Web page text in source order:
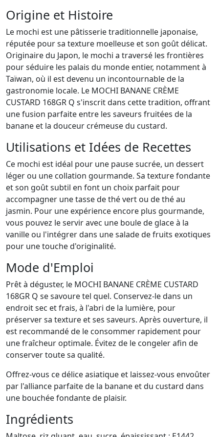
Origine et Histoire
Le mochi est une pâtisserie traditionnelle japonaise,
réputée pour sa texture moelleuse et son goût délicat.
Originaire du Japon, le mochi a traversé les frontières
pour séduire les palais du monde entier, notamment à
Taïwan, où il est devenu un incontournable de la
gastronomie locale. Le MOCHI BANANE CRÈME
CUSTARD 168GR Q s'inscrit dans cette tradition, offrant
une fusion parfaite entre les saveurs fruitées de la
banane et la douceur crémeuse du custard.
Utilisations et Idées de Recettes
Ce mochi est idéal pour une pause sucrée, un dessert
léger ou une collation gourmande. Sa texture fondante
et son goût subtil en font un choix parfait pour
accompagner une tasse de thé vert ou de thé au
jasmin. Pour une expérience encore plus gourmande,
vous pouvez le servir avec une boule de glace à la
vanille ou l'intégrer dans une salade de fruits exotiques
pour une touche d'originalité.
Mode d'Emploi
Prêt à déguster, le MOCHI BANANE CRÈME CUSTARD
168GR Q se savoure tel quel. Conservez-le dans un
endroit sec et frais, à l'abri de la lumière, pour
préserver sa texture et ses saveurs. Après ouverture, il
est recommandé de le consommer rapidement pour
une fraîcheur optimale. Évitez de le congeler afin de
conserver toute sa qualité.
Offrez-vous ce délice asiatique et laissez-vous envoûter
par l'alliance parfaite de la banane et du custard dans
une bouchée fondante de plaisir.
Ingrédients